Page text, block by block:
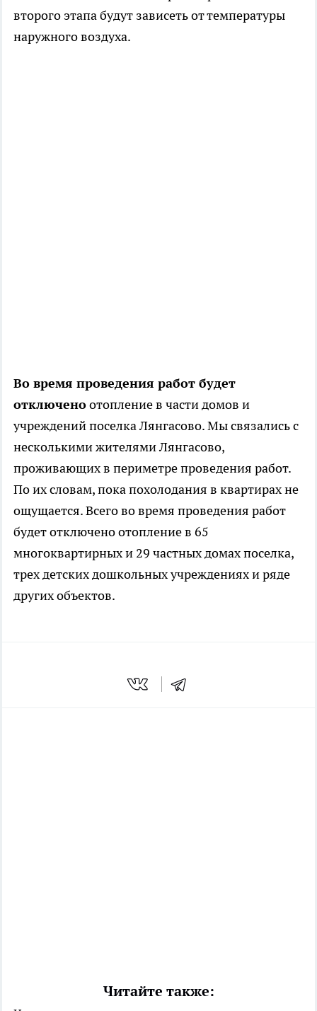
второго этапа будут зависеть от температуры
наружного воздуха.
Во время проведения работ будет
отключеноотопление в части домов и
учреждений поселка Лянгасово. Мы связались с
несколькими жителями Лянгасово,
проживающих в периметре проведения работ.
По их словам, пока похолодания в квартирах не
ощущается. Всего во время проведения работ
будет отключено отопление в 65
многоквартирных и 29 частных домах поселка,
трех детских дошкольных учреждениях и ряде
других объектов.
Читайте также: